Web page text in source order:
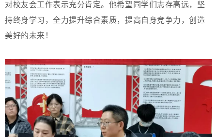
对校友会工作表示充分肯定。他希望同学们志存高远，坚
持终身学习，全力提升综合素质，提高自身竞争力，创造
美好的未来！